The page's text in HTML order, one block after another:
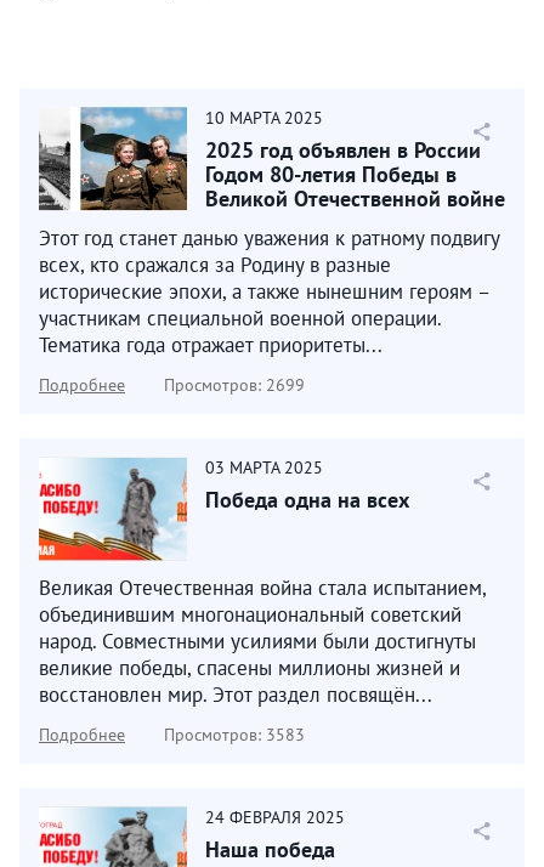
10 МАРТА 2025
2025 год объявлен в России
Годом 80-летия Победы в
Великой Отечественной войне
Этот год станет данью уважения к ратному подвигу
всех, кто сражался за Родину в разные
исторические эпохи, а также нынешним героям –
участникам специальной военной операции.
Тематика года отражает приоритеты...
Подробнее Просмотров: 2699
03 МАРТА 2025
Победа одна на всех
Великая Отечественная война стала испытанием,
объединившим многонациональный советский
народ. Совместными усилиями были достигнуты
великие победы, спасены миллионы жизней и
восстановлен мир. Этот раздел посвящён...
Подробнее Просмотров: 3583
24 ФЕВРАЛЯ 2025
Наша победа